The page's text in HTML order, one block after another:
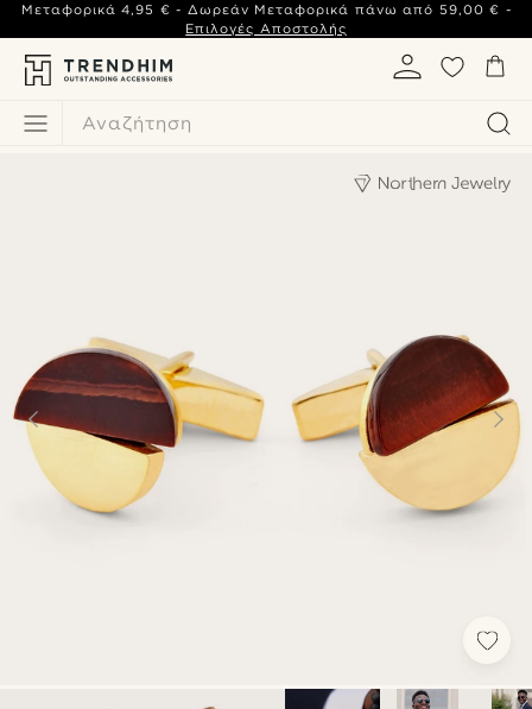
Αναζήτηση
Μεταφορικά 4,95 € - Δωρεάν Μεταφορικά πάνω από 59,00 € -
Επιλογές Αποστολής